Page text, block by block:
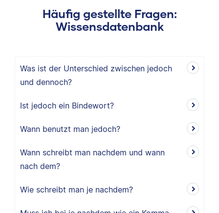
Häufig gestellte Fragen:
Wissensdatenbank
Was ist der Unterschied zwischen jedoch
und dennoch?
Ist jedoch ein Bindewort?
Wann benutzt man jedoch?
Wann schreibt man nachdem und wann
nach dem?
Wie schreibt man je nachdem?